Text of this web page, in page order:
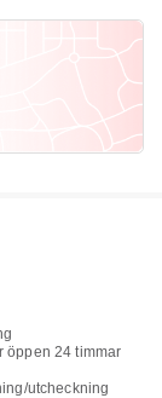
öppen 24 timmar
utcheckning